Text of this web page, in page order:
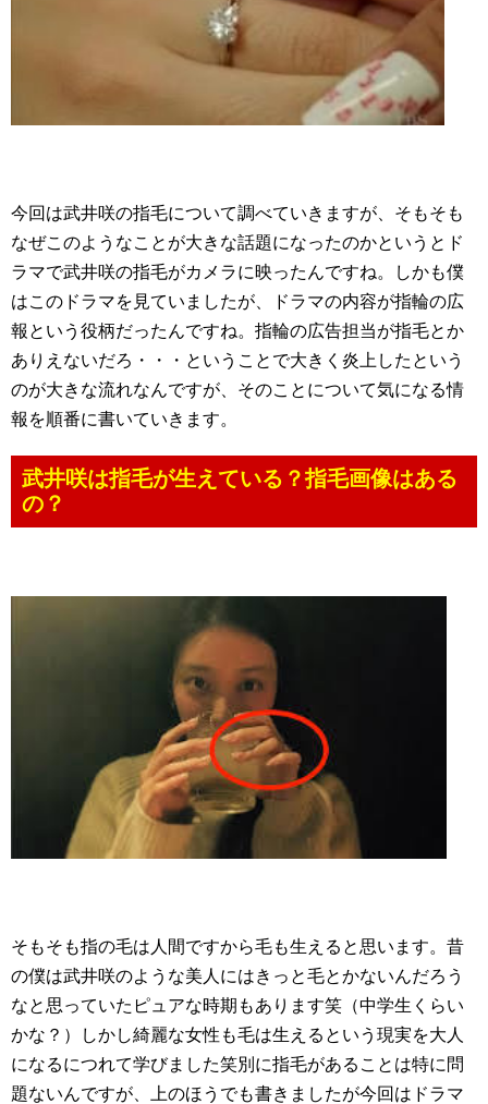
今回は武井咲の指毛について調べていきますが、そもそも
なぜこのようなことが大きな話題になったのかというとド
ラマで武井咲の指毛がカメラに映ったんですね。しかも僕
はこのドラマを見ていましたが、ドラマの内容が指輪の広
報という役柄だったんですね。指輪の広告担当が指毛とか
ありえないだろ・・・ということで大きく炎上したという
のが大きな流れなんですが、そのことについて気になる情
報を順番に書いていきます。
武井咲は指毛が生えている？指毛画像はある
の？
そもそも指の毛は人間ですから毛も生えると思います。昔
の僕は武井咲のような美人にはきっと毛とかないんだろう
なと思っていたピュアな時期もあります笑（中学生くらい
かな？）しかし綺麗な女性も毛は生えるという現実を大人
になるにつれて学びました笑別に指毛があることは特に問
題ないんですが、上のほうでも書きましたが今回はドラマ